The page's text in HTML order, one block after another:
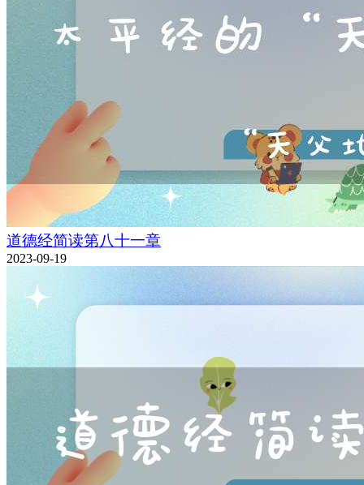
道德经简读第八十一章
2023-09-19